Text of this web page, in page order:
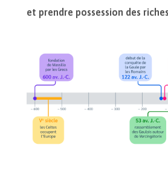
et prendre possession des